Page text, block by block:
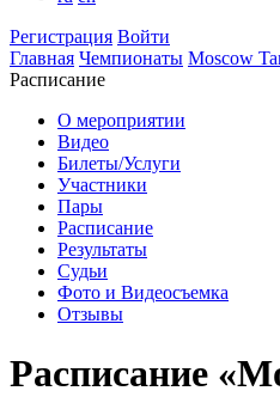
Регистрация Войти
Главная Чемпионаты Moscow
Расписание
О мероприятии
Видео
Билеты/Услуги
Участники
Пары
Расписание
Результаты
Судьи
Фото и Видеосъемка
Отзывы
Расписание